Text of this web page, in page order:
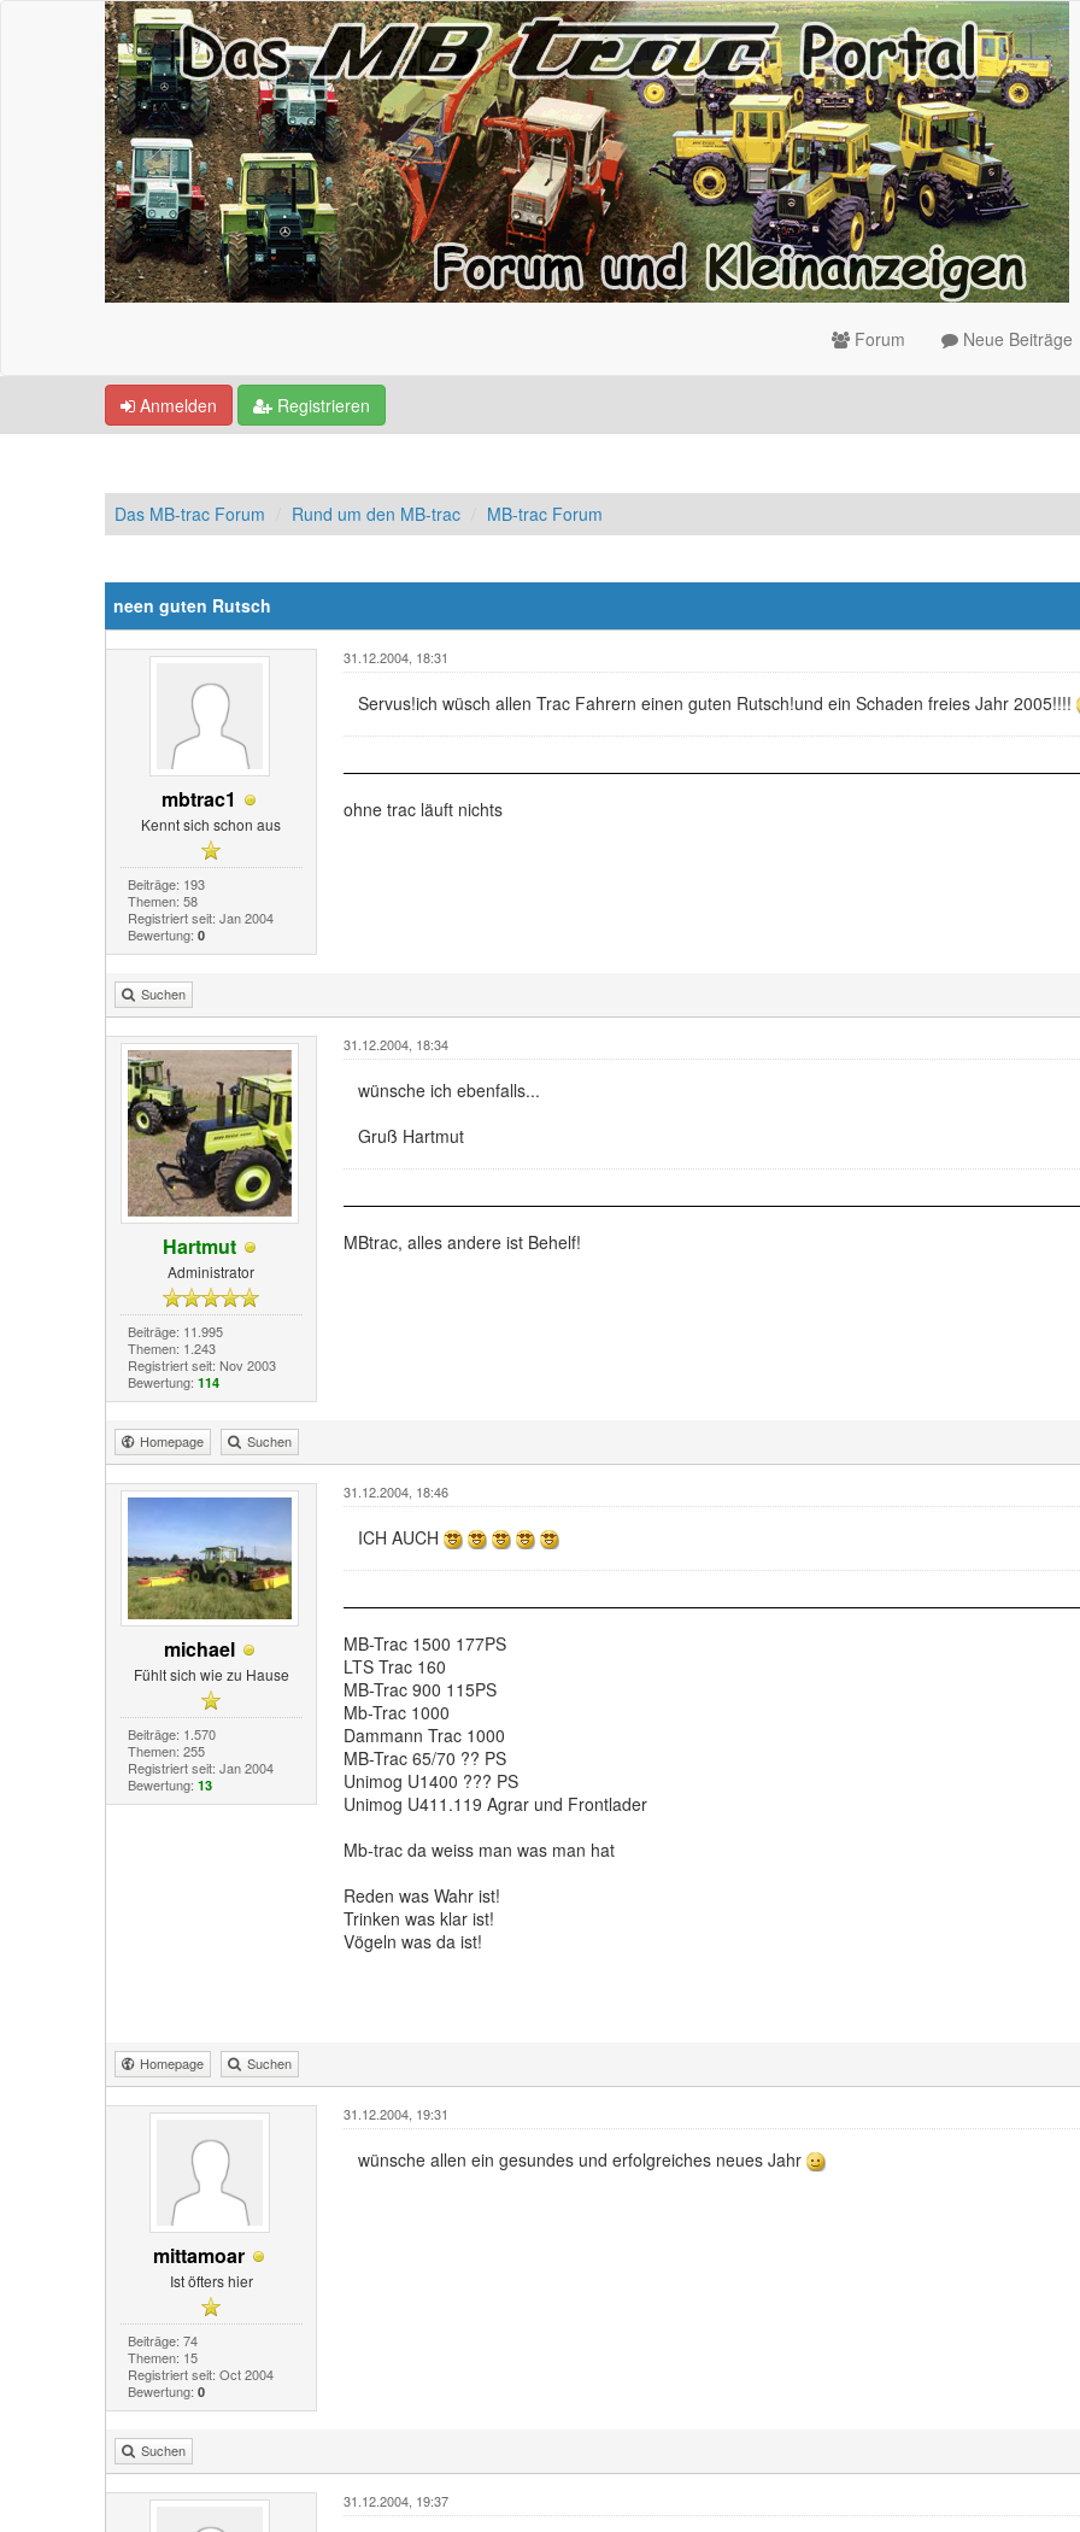
Forum Neue Beiträge
Anmelden Registrieren
Das MB-trac Forum Rund um den MB-trac MB-trac Forum
neen guten Rutsch
mbtrac1
Kennt sich schon aus
Beiträge: 193
Themen: 58
Registriert seit: Jan 2004
Bewertung: 0
31.12.2004, 18:31
Servus!ich wüsch allen Trac Fahrern einen guten Rutsch!und ein Schaden freies Jahr 2005!!!!
ohne trac läuft nichts
Suchen
Hartmut
Administrator
Beiträge: 11.995
Themen: 1.243
Registriert seit: Nov 2003
Bewertung: 114
31.12.2004, 18:34
wünsche ich ebenfalls...
Gruß Hartmut
MBtrac, alles andere ist Behelf!
Homepage Suchen
michael
Fühlt sich wie zu Hause
Beiträge: 1.570
Themen: 255
Registriert seit: Jan 2004
Bewertung: 13
31.12.2004, 18:46
ICH AUCH
MB-Trac 1500 177PS
LTS Trac 160
MB-Trac 900 115PS
Mb-Trac 1000
Dammann Trac 1000
MB-Trac 65/70 ?? PS
Unimog U1400 ??? PS
Unimog U411.119 Agrar und Frontlader
Mb-trac da weiss man was man hat
Reden was Wahr ist!
Trinken was klar ist!
Vögeln was da ist!
Homepage Suchen
mittamoar
Ist öfters hier
Beiträge: 74
Themen: 15
Registriert seit: Oct 2004
Bewertung: 0
31.12.2004, 19:31
wünsche allen ein gesundes und erfolgreiches neues Jahr
Suchen
31.12.2004, 19:37